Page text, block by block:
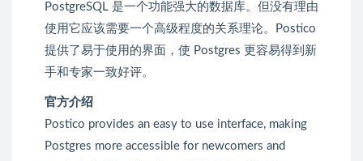
PostgreSQL 是一个功能强大的数据库。但没有理由
使用它应该需要一个高级程度的关系理论。Postico
提供了易于使用的界面，使 Postgres 更容易得到新
手和专家一致好评。
官方介绍
Postico provides an easy to use interface, making
Postgres more accessible for newcomers and